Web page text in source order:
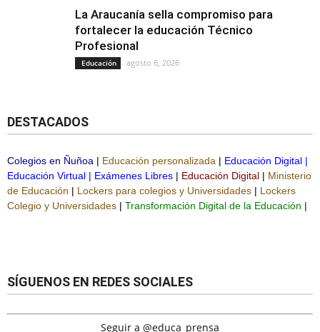
La Araucanía sella compromiso para
fortalecer la educación Técnico
Profesional
Educación agosto 6, 2026
DESTACADOS
Colegios en Ñuñoa | Educación personalizada | Educación Digital |
Educación Virtual | Exámenes Libres | Educación Digital | Ministerio
de Educación | Lockers para colegios y Universidades | Lockers
Colegio y Universidades | Transformación Digital de la Educación |
SÍGUENOS EN REDES SOCIALES
Seguir a @educa_prensa